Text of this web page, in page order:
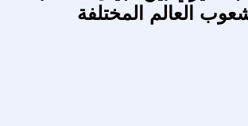
شعوب العالم المختلفة